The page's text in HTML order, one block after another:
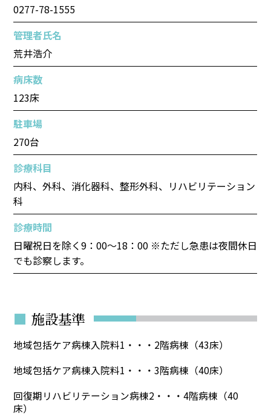
0277-78-1555
管理者氏名
荒井浩介
病床数
123床
駐車場
270台
診療科目
内科、外科、消化器科、整形外科、リハビリテーション
科
診療時間
日曜祝日を除く9：00～18：00 ※ただし急患は夜間休日
でも診察します。
■ 施設基準
地域包括ケア病棟入院料1・・・2階病棟（43床）
地域包括ケア病棟入院料1・・・3階病棟（40床）
回復期リハビリテーション病棟2・・・4階病棟（40
床）